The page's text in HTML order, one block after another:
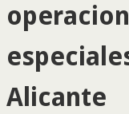
Alicante